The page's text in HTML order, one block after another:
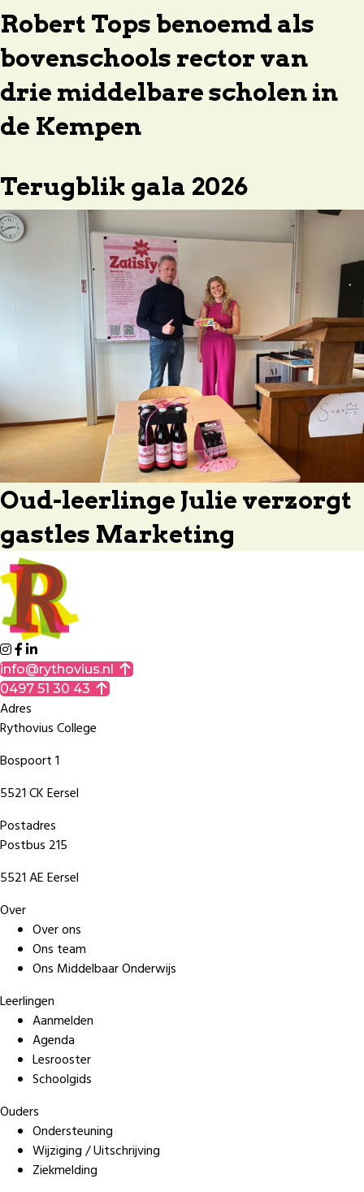
Robert Tops benoemd als
bovenschools rector van
drie middelbare scholen in
de Kempen
Terugblik gala 2026
Oud-leerlinge Julie verzorgt
gastles Marketing
info@rythovius.nl
0497 51 30 43
Adres
Rythovius College
Bospoort 1
5521 CK Eersel
Postadres
Postbus 215
5521 AE Eersel
Over
Over ons
Ons team
Ons Middelbaar Onderwijs
Leerlingen
Aanmelden
Agenda
Lesrooster
Schoolgids
Ouders
Ondersteuning
Wijziging / Uitschrijving
Ziekmelding